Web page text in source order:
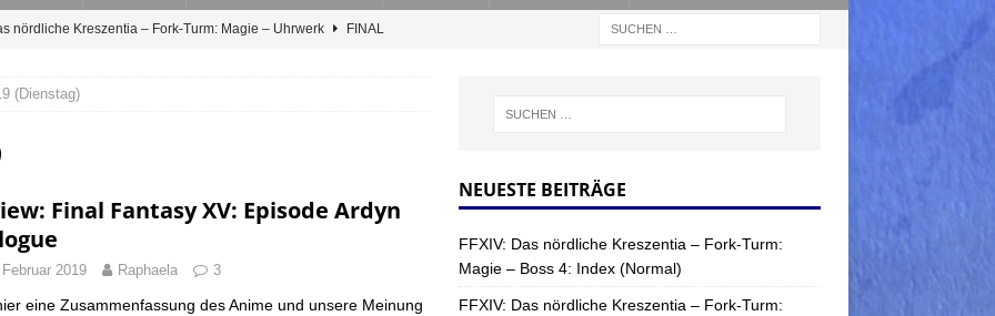
nördliche Kreszentia – Fork-Turm: Magie – Uhrwerk FINAL
nördliche Kreszentia – Fork-Turm: Magie – Boss 3: Nekrophobia
nördliche Kreszentia – Fork-Turm: Magie – Boss 2: Schwerttänzer
(Dienstag)
Final Fantasy XV: Episode Ardyn
2019 Raphaela 3
eine Zusammenfassung des Anime und unsere Meinung
NEUESTE BEITRÄGE
FFXIV: Das nördliche Kreszentia – Fork-Turm:
Magie – Boss 4: Index (Normal)
FFXIV: Das nördliche Kreszentia – Fork-Turm: